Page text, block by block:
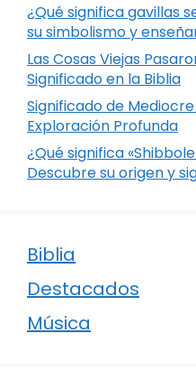
¿Qué significa gavillas
su simbolismo y
Las Cosas Viejas
Significado en la Biblia
Significado de
Exploración Profunda
¿Qué significa
Descubre su origen y
Biblia
Destacados
Música